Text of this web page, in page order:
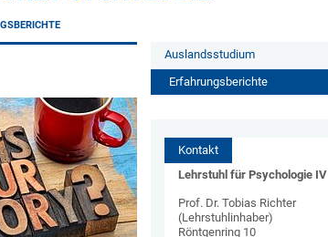
Auslandsstudium
Erfahrungsberichte
Kontakt
Lehrstuhl für Psychologie IV
Prof. Dr. Tobias Richter
(Lehrstuhlinhaber)
Röntgenring 10